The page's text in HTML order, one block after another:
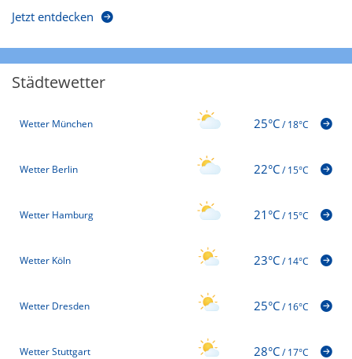
Jetzt entdecken
Städtewetter
Wetter München 25°C/18°C
Wetter Berlin 22°C/15°C
Wetter Hamburg 21°C/15°C
Wetter Köln 23°C/14°C
Wetter Dresden 25°C/16°C
Wetter Stuttgart 28°C/17°C